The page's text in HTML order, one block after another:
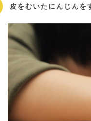
皮をむいたにんじんを